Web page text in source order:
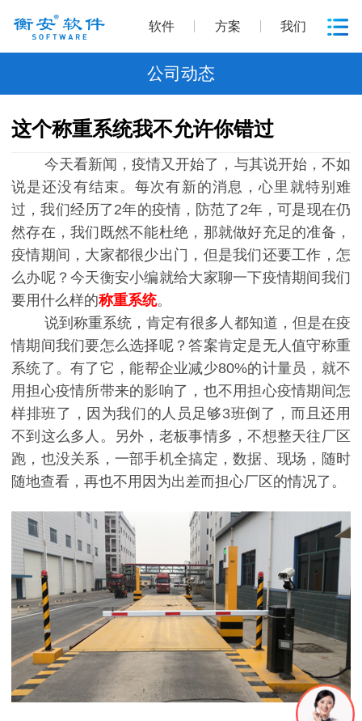
软件 方案 我们
公司动态
这个称重系统我不允许你错过
今天看新闻，疫情又开始了，与其说开始，不如
说是还没有结束。每次有新的消息，心里就特别难
过，我们经历了2年的疫情，防范了2年，可是现在仍
然存在，我们既然不能杜绝，那就做好充足的准备，
疫情期间，大家都很少出门，但是我们还要工作，怎
么办呢？今天衡安小编就给大家聊一下疫情期间我们
要用什么样的称重系统。
说到称重系统，肯定有很多人都知道，但是在疫
情期间我们要怎么选择呢？答案肯定是无人值守称重
系统了。有了它，能帮企业减少80%的计量员，就不
用担心疫情所带来的影响了，也不用担心疫情期间怎
样排班了，因为我们的人员足够3班倒了，而且还用
不到这么多人。另外，老板事情多，不想整天往厂区
跑，也没关系，一部手机全搞定，数据、现场，随时
随地查看，再也不用因为出差而担心厂区的情况了。